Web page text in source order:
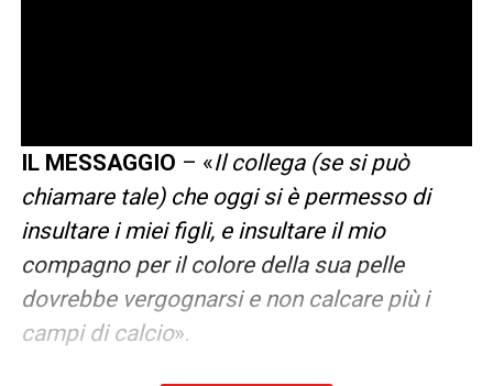
IL MESSAGGIO – «Il collega (se si può
chiamare tale) che oggi si è permesso di
insultare i miei figli, e insultare il mio
compagno per il colore della sua pelle
dovrebbe vergognarsi e non calcare più i
campi di calcio».